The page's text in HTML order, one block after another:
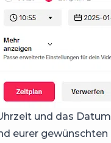
und das Datum
eurer gewünschten